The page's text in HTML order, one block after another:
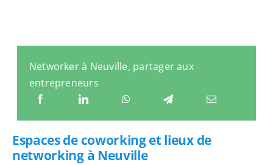
Networker à Neuville, partager aux
entrepreneurs
Espaces de coworking et lieux de
networking à Neuville